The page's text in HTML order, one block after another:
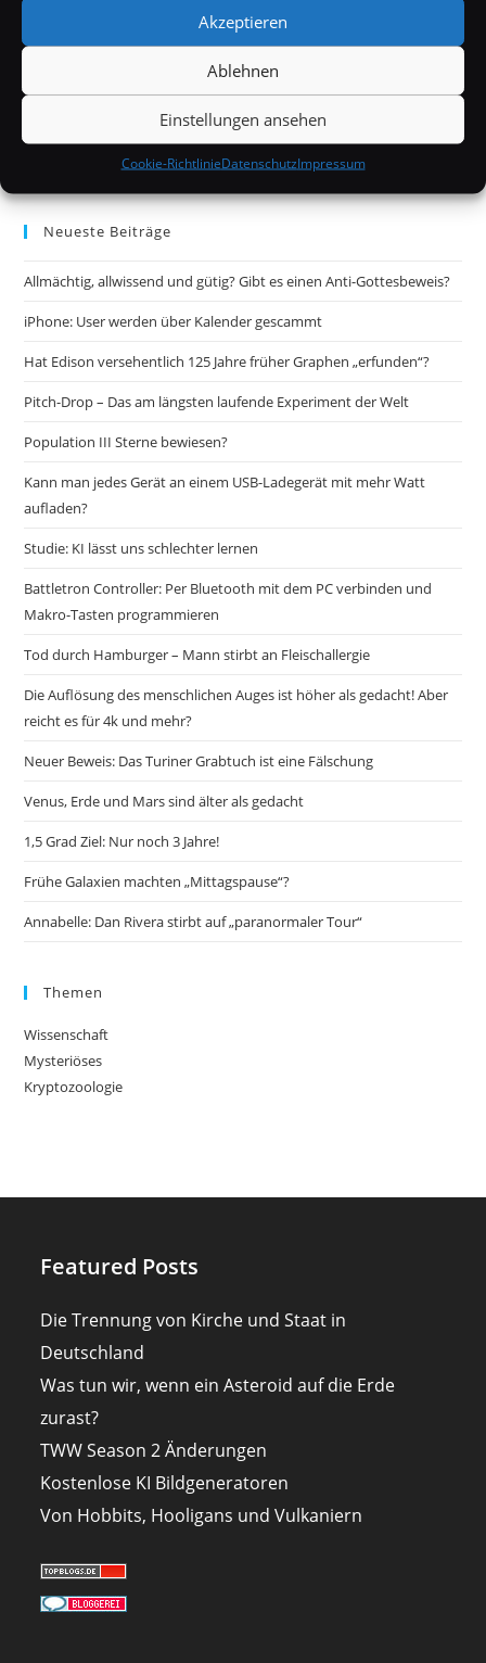
Akzeptieren
Ablehnen
Einstellungen ansehen
Cookie-RichtlinieDatenschutzImpressum
Neueste Beiträge
Allmächtig, allwissend und gütig? Gibt es einen Anti-Gottesbeweis?
iPhone: User werden über Kalender gescammt
Hat Edison versehentlich 125 Jahre früher Graphen „erfunden“?
Pitch-Drop – Das am längsten laufende Experiment der Welt
Population III Sterne bewiesen?
Kann man jedes Gerät an einem USB-Ladegerät mit mehr Watt
aufladen?
Studie: KI lässt uns schlechter lernen
Battletron Controller: Per Bluetooth mit dem PC verbinden und
Makro-Tasten programmieren
Tod durch Hamburger – Mann stirbt an Fleischallergie
Die Auflösung des menschlichen Auges ist höher als gedacht! Aber
reicht es für 4k und mehr?
Neuer Beweis: Das Turiner Grabtuch ist eine Fälschung
Venus, Erde und Mars sind älter als gedacht
1,5 Grad Ziel: Nur noch 3 Jahre!
Frühe Galaxien machten „Mittagspause“?
Annabelle: Dan Rivera stirbt auf „paranormaler Tour“
Themen
Wissenschaft
Mysteriöses
Kryptozoologie
Featured Posts
Die Trennung von Kirche und Staat in
Deutschland
Was tun wir, wenn ein Asteroid auf die Erde
zurast?
TWW Season 2 Änderungen
Kostenlose KI Bildgeneratoren
Von Hobbits, Hooligans und Vulkaniern